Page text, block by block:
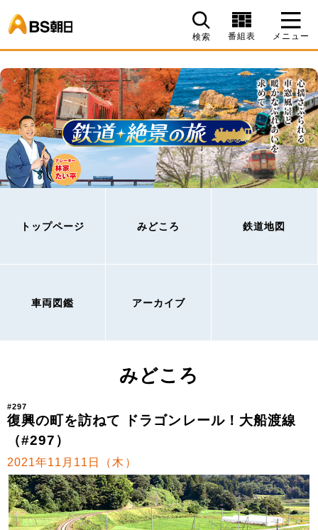
検索 番組表 メニュー
トップページ みどころ 鉄道地図
車両図鑑 アーカイブ
みどころ
#297
復興の町を訪ねて ドラゴンレール！大船渡線
（#297）
2021年11月11日（木）